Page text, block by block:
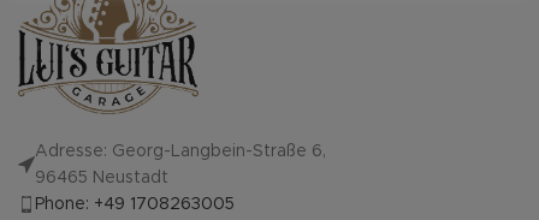
Adresse: Georg-Langbein-Straße 6,
96465 Neustadt
Phone: +49 1708263005